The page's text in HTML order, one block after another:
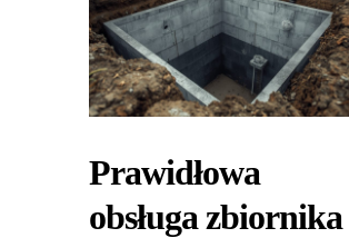
Prawidłowa
obsługa zbiornika